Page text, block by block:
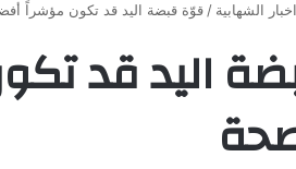
اخبار الشهابية / قوّة قبضة اليد قد تكون مؤشراً
اليد قد